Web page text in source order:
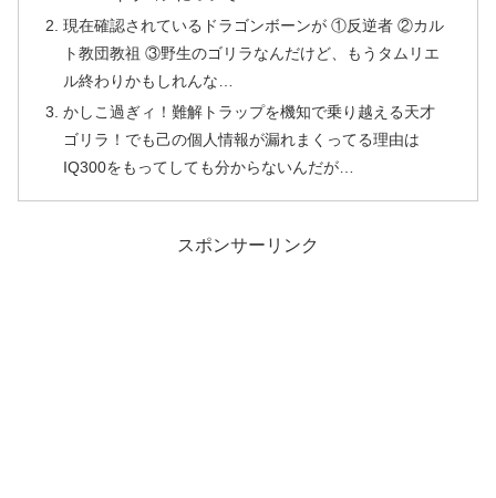
現在確認されているドラゴンボーンが ①反逆者 ②カル
ト教団教祖 ③野生のゴリラなんだけど、もうタムリエ
ル終わりかもしれんな…
かしこ過ぎィ！難解トラップを機知で乗り越える天才
ゴリラ！でも己の個人情報が漏れまくってる理由は
IQ300をもってしても分からないんだが…
スポンサーリンク